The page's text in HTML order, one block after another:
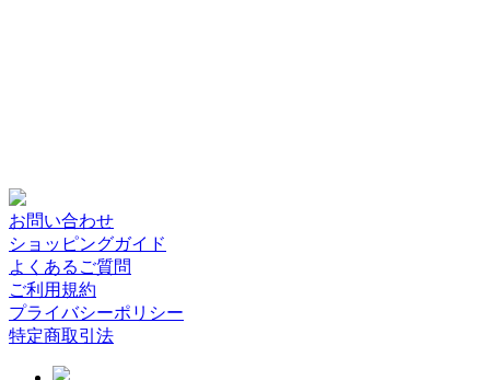
お問い合わせ
ショッピングガイド
よくあるご質問
ご利用規約
プライバシーポリシー
特定商取引法